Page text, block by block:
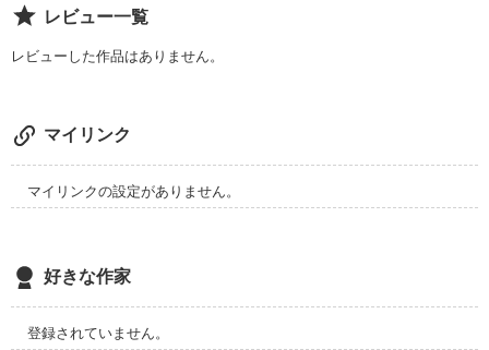
桜田 美優（サクラダ ミユ）
華道の伝統を受け継ぐ草月流の
家の息子
草月 奏多（ソウゲツ カナタ）
容姿端麗で頭脳明晰、運動してるところを誰も見たことがな
有名なデザイナーの娘
日比野 優里（ヒビノ ユウリ）
容姿端麗で運動神経抜群、おバカなところがあるが
おしゃれで憧れの存在。
レビュー一覧
レビューした作品はありません。
マイリンク
マイリンクの設定がありません。
好きな作家
登録されていません。